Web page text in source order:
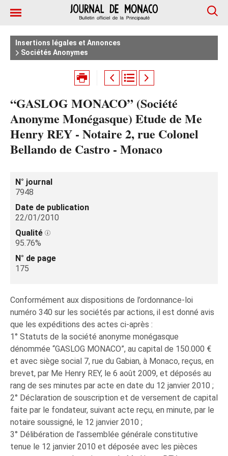
Insertions légales et Annonces
Sociétés Anonymes
“GASLOG MONACO” (Société
Anonyme Monégasque) Etude de Me
Henry REY - Notaire 2, rue Colonel
Bellando de Castro - Monaco
N° journal
7948
Date de publication
22/01/2010
Qualité
95.76%
N° de page
175
Conformément aux dispositions de l’ordonnance-loi
numéro 340 sur les sociétés par actions, il est donné avis
que les expéditions des actes ci-après :
1° Statuts de la société anonyme monégasque
dénommée “GASLOG MONACO”, au capital de 150.000 €
et avec siège social 7, rue du Gabian, à Monaco, reçus, en
brevet, par Me Henry REY, le 6 août 2009, et déposés au
rang de ses minutes par acte en date du 12 janvier 2010 ;
2° Déclaration de souscription et de versement de capital
faite par le fondateur, suivant acte reçu, en minute, par le
notaire soussigné, le 12 janvier 2010 ;
3° Délibération de l’assemblée générale constitutive
tenue le 12 janvier 2010 et déposée avec les pièces